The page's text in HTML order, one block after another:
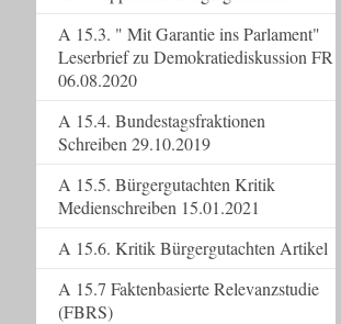
A 15.3. " Mit Garantie ins Parlament"
Leserbrief zu Demokratiediskussion FR
06.08.2020
A 15.4. Bundestagsfraktionen
Schreiben 29.10.2019
A 15.5. Bürgergutachten Kritik
Medienschreiben 15.01.2021
A 15.6. Kritik Bürgergutachten Artikel
A 15.7 Faktenbasierte Relevanzstudie
(FBRS)